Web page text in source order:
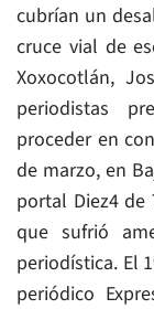
cubrían un
cruce vial de
Xoxocotlán,
periodistas
proceder en
de marzo, en
portal Diez4
que sufrió
periodística. El
periódico